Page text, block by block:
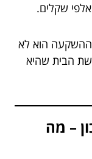
אלפי שקלים.
ההשקעה הוא לא
הבית שהיא
– מה